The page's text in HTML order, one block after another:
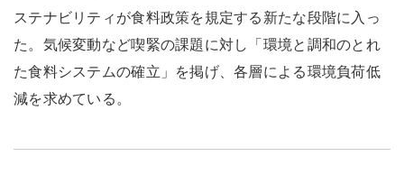
ステナビリティが食料政策を規定する新たな段階に入っ
た。気候変動など喫緊の課題に対し「環境と調和のとれ
た食料システムの確立」を掲げ、各層による環境負荷低
減を求めている。